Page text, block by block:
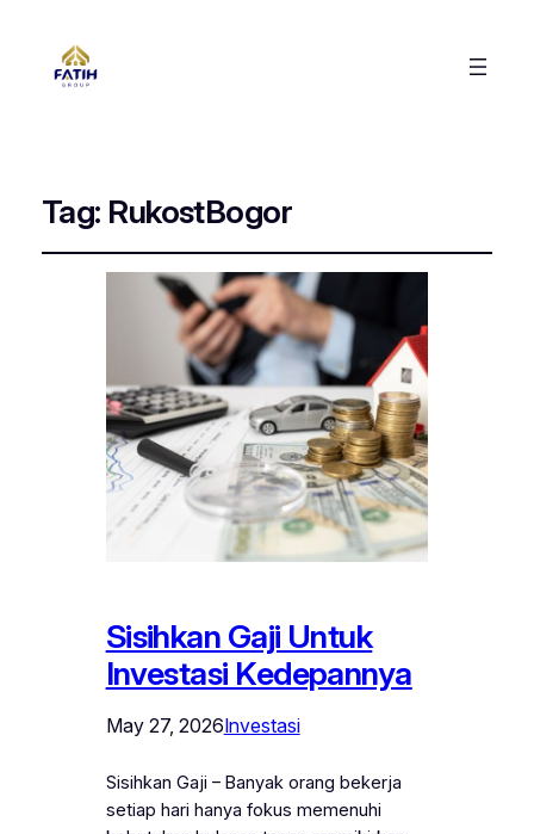
Tag: RukostBogor
Sisihkan Gaji Untuk
Investasi Kedepannya
May 27, 2026Investasi
Sisihkan Gaji – Banyak orang bekerja
setiap hari hanya fokus memenuhi